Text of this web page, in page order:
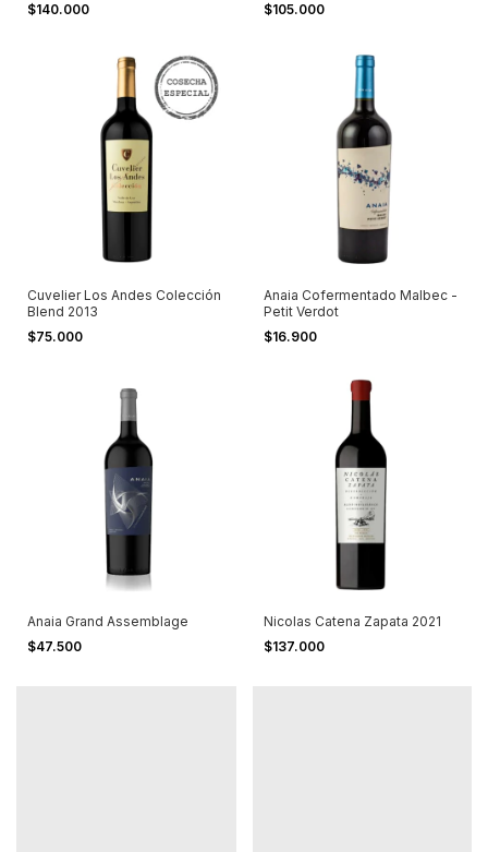
$140.000
$105.000
Cuvelier Los Andes Colección
Blend 2013
$75.000
Anaia Cofermentado Malbec -
Petit Verdot
$16.900
Anaia Grand Assemblage
$47.500
Nicolas Catena Zapata 2021
$137.000